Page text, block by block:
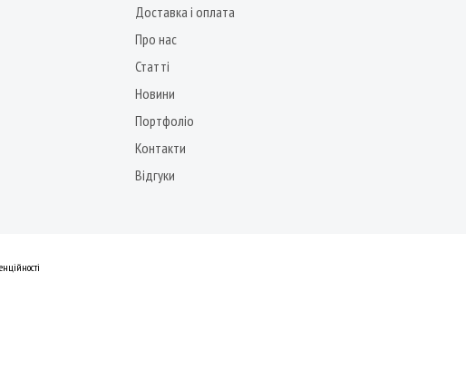
Доставка і оплата
Про нас
Статті
Новини
Портфоліо
Контакти
Відгуки